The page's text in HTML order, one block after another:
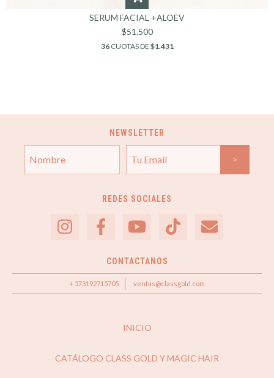
SERUM FACIAL +ALOEV
$51.500
36CUOTAS DE $1.431
NEWSLETTER
REDES SOCIALES
CONTACTANOS
+ 573192715705 ventas@classgold.com
INICIO
CATÁLOGO CLASS GOLD Y MAGIC HAIR